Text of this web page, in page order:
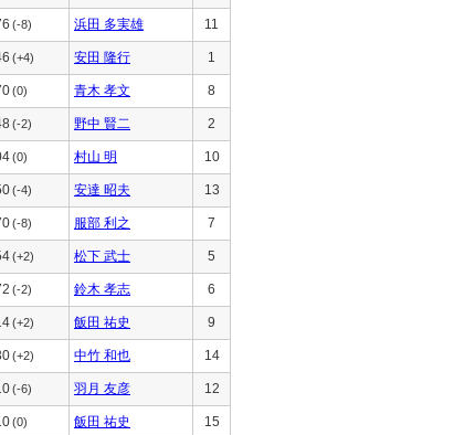
(-8) 浜田 多実雄 11
(+4) 安田 隆行 1
(0) 青木 孝文 8
(-2) 野中 賢二 2
(0) 村山 明 10
(-4) 安達 昭夫 13
(-8) 服部 利之 7
(+2) 松下 武士 5
(-2) 鈴木 孝志 6
(+2) 飯田 祐史 9
(+2) 中竹 和也 14
(-6) 羽月 友彦 12
(0) 飯田 祐史 15